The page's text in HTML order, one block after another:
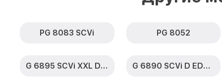
PG 8083 SCVi PG 8052
G 6895 SCVi XXL D ED230 2,0 k2o G 6890 SCVi D ED230 2,0 k2o